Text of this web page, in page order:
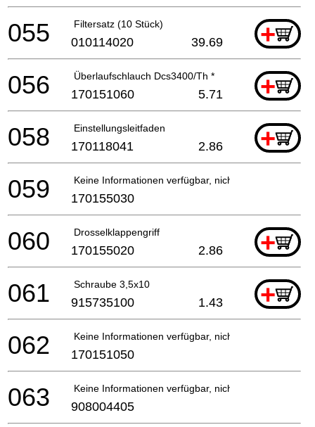
Filtersatz (10 Stück) +
055 010114020 39.69
Überlaufschlauch Dcs3400/Th * +
056 170151060 5.71
Einstellungsleitfaden +
058 170118041 2.86
Keine Informationen verfügbar, nicht bestellbar
059 170155030
Drosselklappengriff +
060 170155020 2.86
Schraube 3,5x10 +
061 915735100 1.43
Keine Informationen verfügbar, nicht bestellbar
062 170151050
Keine Informationen verfügbar, nicht bestellbar
063 908004405